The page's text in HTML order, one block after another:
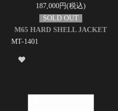
187,000円(税込)
M65 HARD SHELL JACKET
MT-1401